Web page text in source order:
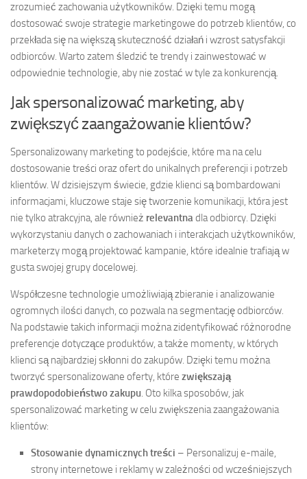
zrozumieć zachowania użytkowników. Dzięki temu mogą
dostosować swoje strategie marketingowe do potrzeb klientów, co
przekłada się na większą skuteczność działań i wzrost satysfakcji
odbiorców. Warto zatem śledzić te trendy i zainwestować w
odpowiednie technologie, aby nie zostać w tyle za konkurencją.
Jak spersonalizować marketing, aby
zwiększyć zaangażowanie klientów?
Spersonalizowany marketing to podejście, które ma na celu
dostosowanie treści oraz ofert do unikalnych preferencji i potrzeb
klientów. W dzisiejszym świecie, gdzie klienci są bombardowani
informacjami, kluczowe staje się tworzenie komunikacji, która jest
nie tylko atrakcyjna, ale również relevantnadla odbiorcy. Dzięki
wykorzystaniu danych o zachowaniach i interakcjach użytkowników,
marketerzy mogą projektować kampanie, które idealnie trafiają w
gusta swojej grupy docelowej.
Współczesne technologie umożliwiają zbieranie i analizowanie
ogromnych ilości danych, co pozwala na segmentację odbiorców.
Na podstawie takich informacji można zidentyfikować różnorodne
preferencje dotyczące produktów, a także momenty, w których
klienci są najbardziej skłonni do zakupów. Dzięki temu można
tworzyć spersonalizowane oferty, które zwiększają
prawdopodobieństwo zakupu. Oto kilka sposobów, jak
spersonalizować marketing w celu zwiększenia zaangażowania
klientów:
Stosowanie dynamicznych treści – Personalizuj e-maile,
strony internetowe i reklamy w zależności od wcześniejszych